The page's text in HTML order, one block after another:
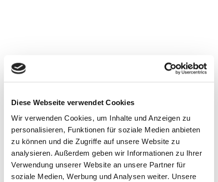
Diese Webseite verwendet Cookies
Wir verwenden Cookies, um Inhalte und Anzeigen zu
personalisieren, Funktionen für soziale Medien anbieten
zu können und die Zugriffe auf unsere Website zu
analysieren. Außerdem geben wir Informationen zu Ihrer
Verwendung unserer Website an unsere Partner für
soziale Medien, Werbung und Analysen weiter. Unsere